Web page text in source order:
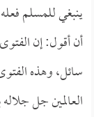
ينبغي للمسلم
أن أقول: إن
سائل، وهذه
العالمين جل